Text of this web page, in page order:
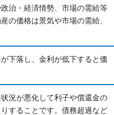
治・経済情勢、市場の需給等
の価格は景気や市場の需給、
下落し、金利が低下すると価
況が悪化して利子や償還金の
することです。債務超過など